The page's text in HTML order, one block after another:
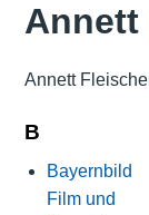
Annett
Annett
B
Bayernbild
Film und